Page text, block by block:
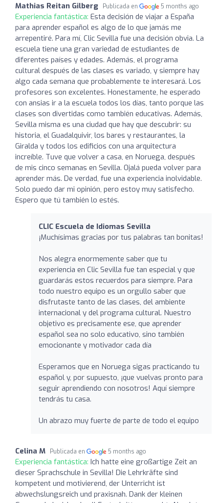
Mathias Reitan Gilberg Publicada en 5 months ago
Experiencia fantástica: Esta decisión de viajar a España
para aprender español es algo de lo que jamás me
arrepentiré. Para mí, Clic Sevilla fue una decisión obvia. La
escuela tiene una gran variedad de estudiantes de
diferentes países y edades. Además, el programa
cultural después de las clases es variado, y siempre hay
algo cada semana que probablemente te interesará. Los
profesores son excelentes. Honestamente, he esperado
con ansias ir a la escuela todos los días, tanto porque las
clases son divertidas como también educativas. Además,
Sevilla misma es una ciudad que hay que descubrir: su
historia, el Guadalquivir, los bares y restaurantes, la
Giralda y todos los edificios con una arquitectura
increíble. Tuve que volver a casa, en Noruega, después
de mis cinco semanas en Sevilla. Ojalá pueda volver para
aprender más. De verdad, fue una experiencia inolvidable.
Solo puedo dar mi opinión, pero estoy muy satisfecho.
Espero que tú también lo estés.
CLIC Escuela de Idiomas Sevilla
¡Muchísimas gracias por tus palabras tan bonitas!
Nos alegra enormemente saber que tu
experiencia en Clic Sevilla fue tan especial y que
guardarás estos recuerdos para siempre. Para
todo nuestro equipo es un orgullo saber que
disfrutaste tanto de las clases, del ambiente
internacional y del programa cultural. Nuestro
objetivo es precisamente ese, que aprender
español sea no solo educativo, sino también
emocionante y motivador cada día
Esperamos que en Noruega sigas practicando tu
español y, por supuesto, ¡que vuelvas pronto para
seguir aprendiendo con nosotros! Aquí siempre
tendrás tu casa.
Un abrazo muy fuerte de parte de todo el equipo
Celina M Publicada en 5 months ago
Experiencia fantástica: Ich hatte eine großartige Zeit an
dieser Sprachschule in Sevilla! Die Lehrkräfte sind
kompetent und motivierend, der Unterricht ist
abwechslungsreich und praxisnah. Dank der kleinen